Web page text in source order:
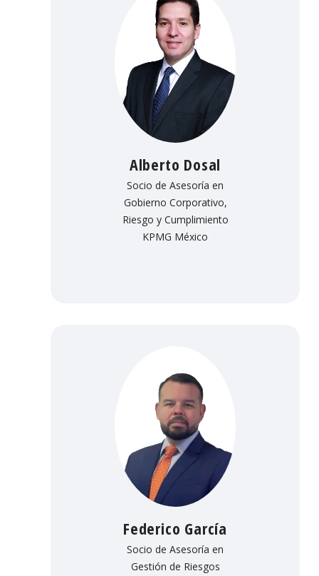
Alberto Dosal
Socio de Asesoría en
Gobierno Corporativo,
Riesgo y Cumplimiento
KPMG México
Federico García
Socio de Asesoría en
Gestión de Riesgos